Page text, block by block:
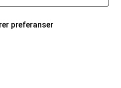
preferanser